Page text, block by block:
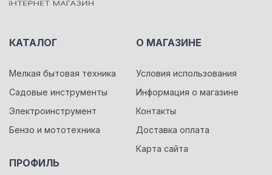
КАТАЛОГ
Мелкая бытовая техника
Садовые инструменты
Электроинструмент
Бензо и мототехника
ПРОФИЛЬ
О МАГАЗИНЕ
Условия использования
Информация о магазине
Контакты
Доставка оплата
Карта сайта